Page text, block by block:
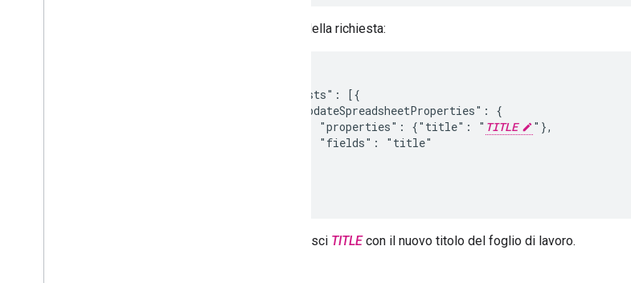
Corpo della richiesta:
  "requests": [{
      "updateSpreadsheetProperties": {
          "properties": {"title": "
TITLE
"},
          "fields": "title"
Sostituisci TITLEcon il nuovo titolo del foglio di lavoro.